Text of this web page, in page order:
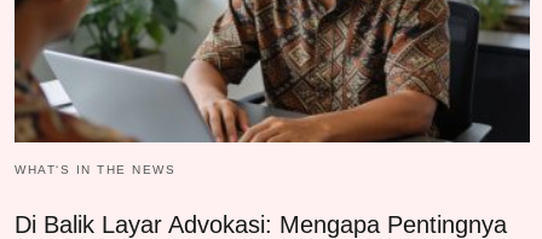
WHAT‘S IN THE NEWS
Di Balik Layar Advokasi: Mengapa Pentingnya